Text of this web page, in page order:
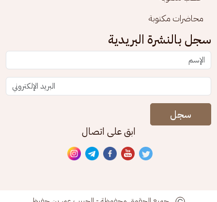
محاضرات مكتوبة
سجل بالنشرة البريدية
سجل
ابق على اتصال